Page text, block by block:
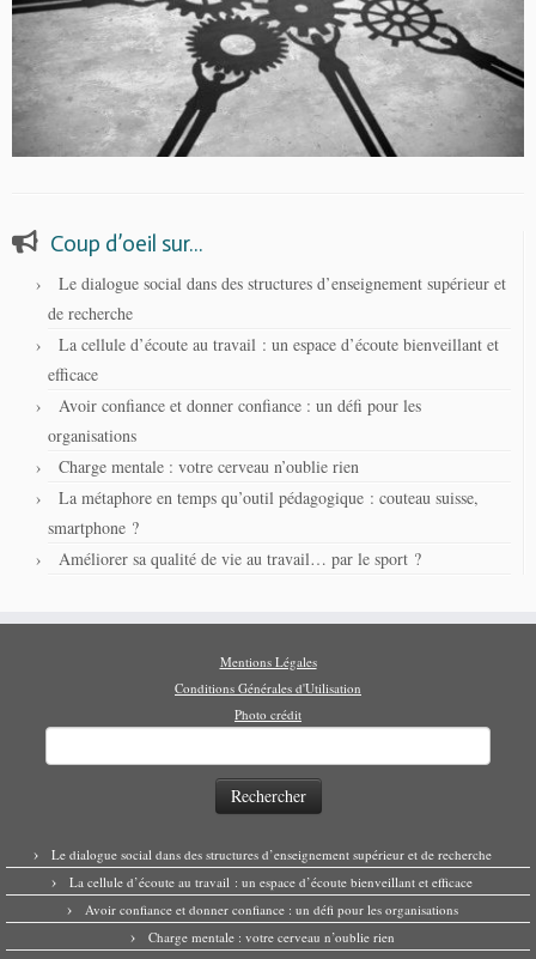
Coup d’oeil sur…
Le dialogue social dans des structures d’enseignement supérieur et
de recherche
La cellule d’écoute au travail : un espace d’écoute bienveillant et
efficace
Avoir confiance et donner confiance : un défi pour les
organisations
Charge mentale : votre cerveau n’oublie rien
La métaphore en temps qu’outil pédagogique : couteau suisse,
smartphone ?
Améliorer sa qualité de vie au travail… par le sport ?
Mentions Légales
Conditions Générales d'Utilisation
Photo crédit
Rechercher :
Le dialogue social dans des structures d’enseignement supérieur et de recherche
La cellule d’écoute au travail : un espace d’écoute bienveillant et efficace
Avoir confiance et donner confiance : un défi pour les organisations
Charge mentale : votre cerveau n’oublie rien